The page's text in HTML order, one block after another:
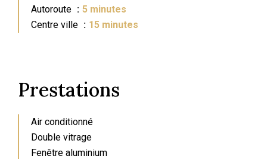
Autoroute
5 minutes
Centre ville
15 minutes
Prestations
Air conditionné
Double vitrage
Fenêtre aluminium